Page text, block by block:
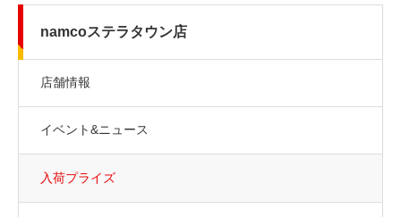
namcoステラタウン店
店舗情報
イベント&ニュース
入荷プライズ